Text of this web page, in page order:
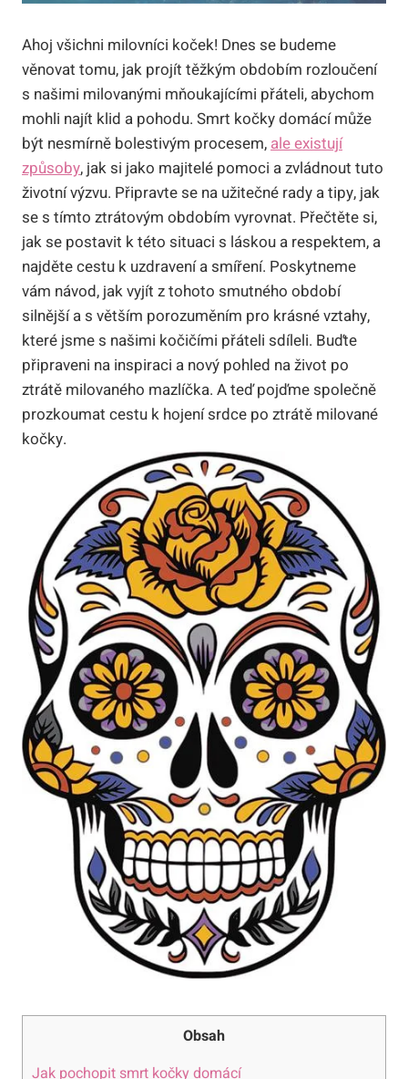
Ahoj všichni milovníci koček! Dnes se budeme
věnovat tomu, jak projít těžkým obdobím rozloučení
s našimi milovanými mňoukajícími přáteli, abychom
mohli najít klid a pohodu. Smrt kočky domácí může
být nesmírně bolestivým procesem, ale existují
způsoby, jak si jako majitelé pomoci a zvládnout tuto
životní výzvu. Připravte se na užitečné rady a tipy, jak
se s tímto ztrátovým obdobím vyrovnat. Přečtěte si,
jak se postavit k této situaci s láskou a respektem, a
najděte cestu k uzdravení a smíření. Poskytneme
vám návod, jak vyjít z tohoto smutného období
silnější a s větším porozuměním pro krásné vztahy,
které jsme s našimi kočičími přáteli sdíleli. Buďte
připraveni na inspiraci a nový pohled na život po
ztrátě milovaného mazlíčka. A teď pojďme společně
prozkoumat cestu k hojení srdce po ztrátě milované
kočky.
Obsah
Jak pochopit smrt kočky domácí